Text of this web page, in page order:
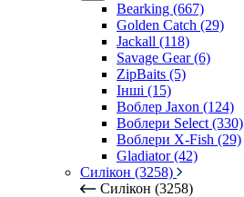
Bearking (667)
Golden Catch (29)
Jackall (118)
Savage Gear (6)
ZipBaits (5)
Інші (15)
Воблер Jaxon (124)
Воблери Select (330)
Воблери X-Fish (29)
Gladiator (42)
Силікон (3258)
Силікон (3258)